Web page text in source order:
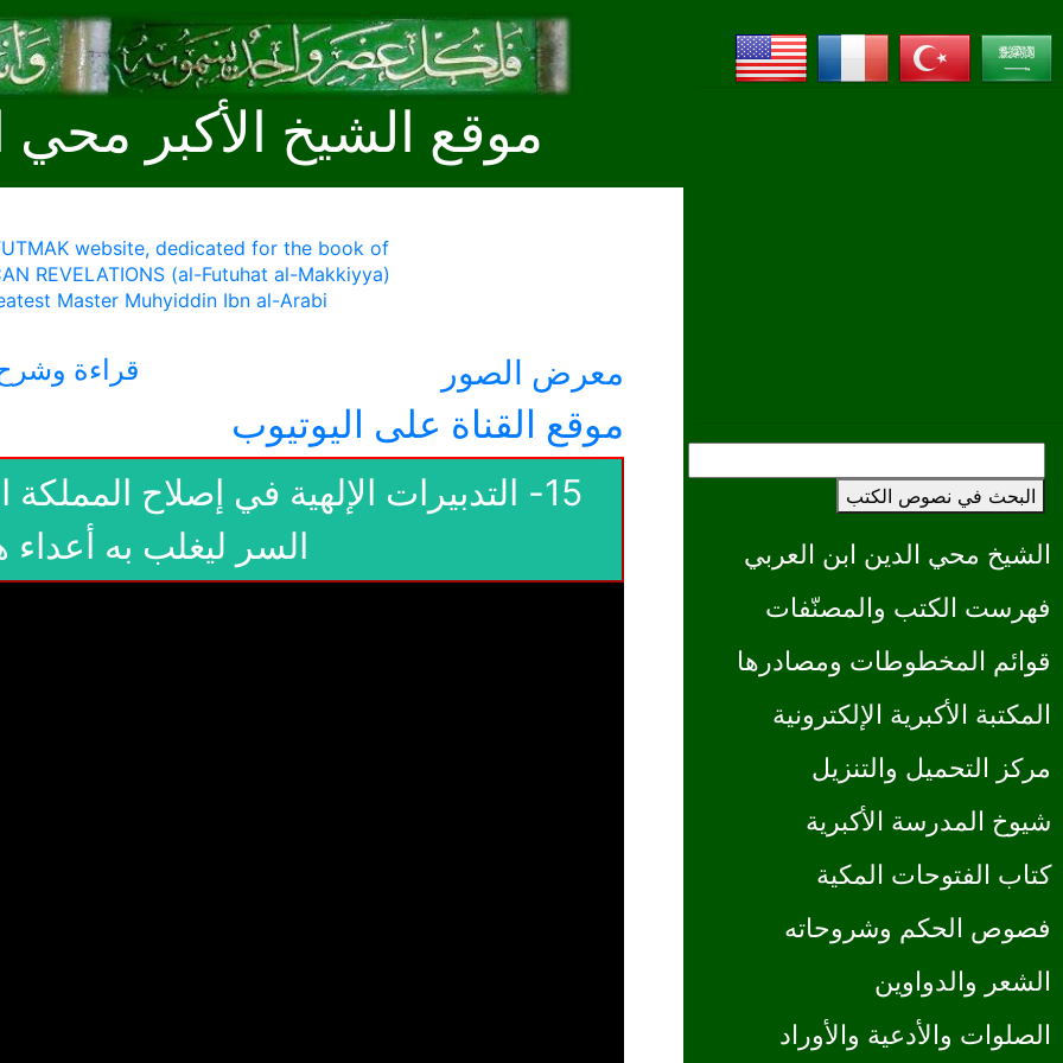
البحث في نصوص الكتب
الشيخ محي الدين ابن العربي
فهرست الكتب والمصنّفات
قوائم المخطوطات ومصادرها
المكتبة الأكبرية الإلكترونية
مركز التحميل والتنزيل
شيوخ المدرسة الأكبرية
كتاب الفتوحات المكية
فصوص الحكم وشروحاته
الشعر والدواوين
الصلوات والأدعية والأوراد
موقع الشيخ الأكبر محي
website, dedicated for the book of
REVELATIONS (al-Futuhat al-Makkiyya)
Master Muhyiddin Ibn al-Arabi
معرض الصور قراءة
موقع القناة على اليوتيوب
15- التدبيرات الإلهية في إصلاح
السر ليغلب به أعداء